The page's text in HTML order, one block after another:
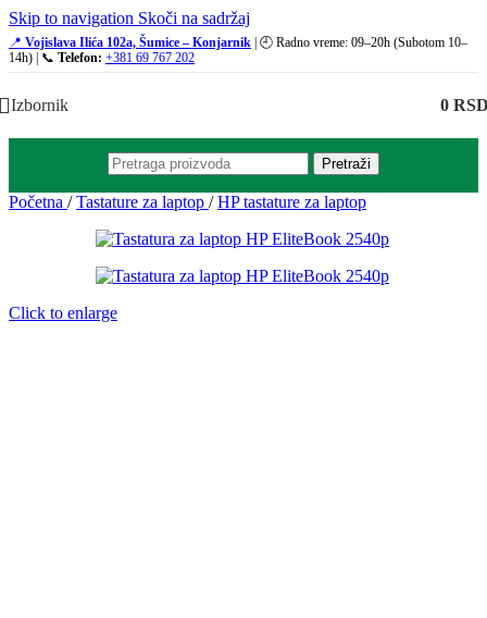
Skip to navigation Skoči na sadržaj
📍 Vojislava Ilića 102a, Šumice – Konjarnik | 🕘 Radno vreme: 09–20h (Subotom 10–
14h) | 📞 Telefon: +381 69 767 202
Izbornik 0
Pretraži
Početna / Tastature za laptop / HP tastature za laptop
Click to enlarge